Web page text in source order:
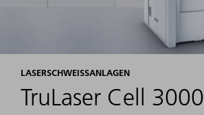
LASERSCHWEISSANLAGEN
TruLaser Cell 3000